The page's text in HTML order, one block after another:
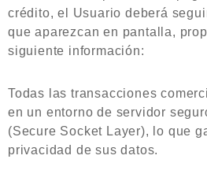
crédito, el Usuario deberá
que aparezcan en pantalla,
siguiente información:
Todas las transacciones
en un entorno de servidor
(Secure Socket Layer), lo que
privacidad de sus datos.